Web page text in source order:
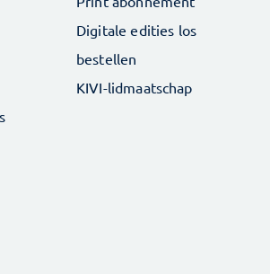
Digitale edities los
bestellen
KIVI-lidmaatschap